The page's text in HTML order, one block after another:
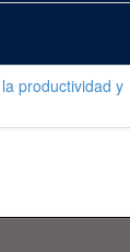
productividad y